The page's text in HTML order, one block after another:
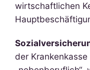
wirtschaftlichen
der